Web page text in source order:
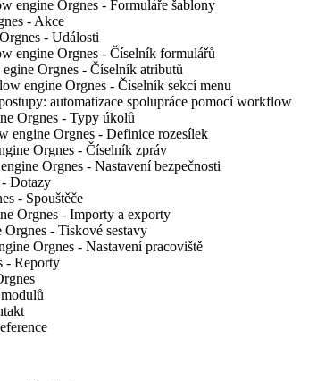
engine Orgnes - Formuláře šablony
- Akce
- Události
engine Orgnes - Číselník formulářů
Orgnes - Číselník atributů
engine Orgnes - Číselník sekcí menu
automatizace spolupráce pomocí workflow
Orgnes - Typy úkolů
engine Orgnes - Definice rozesílek
Orgnes - Číselník zpráv
Orgnes - Nastavení bezpečnosti
Dotazy
- Spouštěče
Orgnes - Importy a exporty
- Tiskové sestavy
Orgnes - Nastavení pracoviště
- Reporty